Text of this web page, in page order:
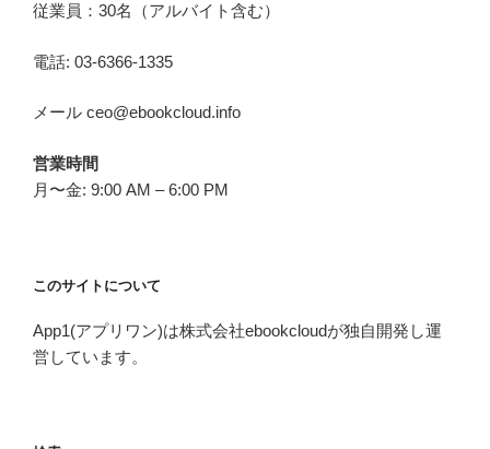
従業員：30名（アルバイト含む）
電話: 03-6366-1335
メール ceo@ebookcloud.info
営業時間
月〜金: 9:00 AM – 6:00 PM
このサイトについて
App1(アプリワン)は株式会社ebookcloudが独自開発し運
営しています。